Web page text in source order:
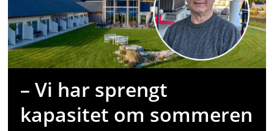
– Vi har sprengt
kapasitet om sommeren